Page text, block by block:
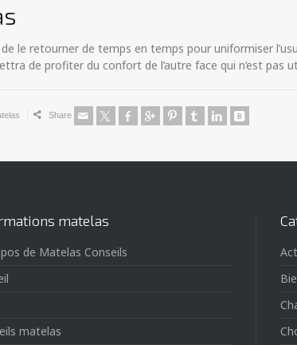
le retourner de temps en temps pour uniformiser
de profiter du confort de l’autre face qui n’est pas
Share
matelas
de Matelas Conseils
matelas